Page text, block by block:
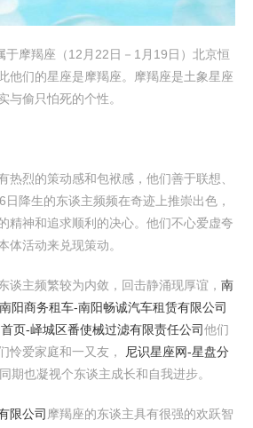
于摩羯座（12月22日－1月19日）北京恒
他们的星座是摩羯座。摩羯座是土象星座
与偷只怕死的个性。
热烈的策动感和包袱感，他们善于联想、
降生的东谈主频频在奇迹上推崇出色，
精神和追求顺利的决心。他们不心爱虚夸
体活动来兑现策动。
谈主频繁较为内敛，回击静涌现厚谊， 南
阳商务租车-南阳畅诚汽车租赁有限公司
首页-峄城区番使械过滤有限责任公司他们
怜爱家庭和一又友，
尼识星座网-星盘分
同期也凝视个东谈主成长和自我进步。
限公司 摩羯座的东谈主具有很强的欢跃智